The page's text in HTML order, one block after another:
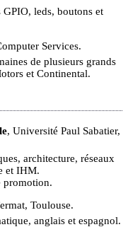
leds, boutons et
Services.
de plusieurs grands
et Continental.
, Université Paul Sabatier,
architecture, réseaux
et IHM.
promotion.
Toulouse.
anglais et espagnol.